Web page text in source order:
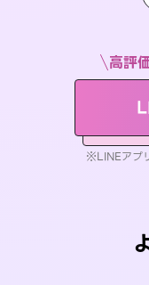
高評
※LINEアプ